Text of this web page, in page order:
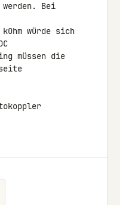
Bei
würde sich
müssen die